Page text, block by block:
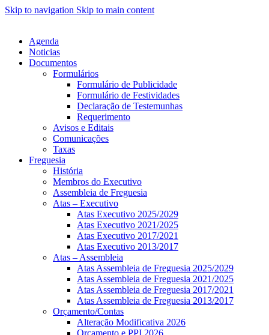
Skip to navigation Skip to main content
Agenda
Noticias
Documentos
Formulários
Formulário de Publicidade
Formulário de Festividades
Declaração de Testemunhas
Requerimento
Avisos e Editais
Comunicações
Taxas
Freguesia
História
Membros do Executivo
Assembleia de Freguesia
Atas – Executivo
Atas Executivo 2025/2029
Atas Executivo 2021/2025
Atas Executivo 2017/2021
Atas Executivo 2013/2017
Atas – Assembleia
Atas Assembleia de Freguesia 2025/2029
Atas Assembleia de Freguesia 2021/2025
Atas Assembleia de Freguesia 2017/2021
Atas Assembleia de Freguesia 2013/2017
Orçamento/Contas
Alteração Modificativa 2026
Orçamento e PPI 2026